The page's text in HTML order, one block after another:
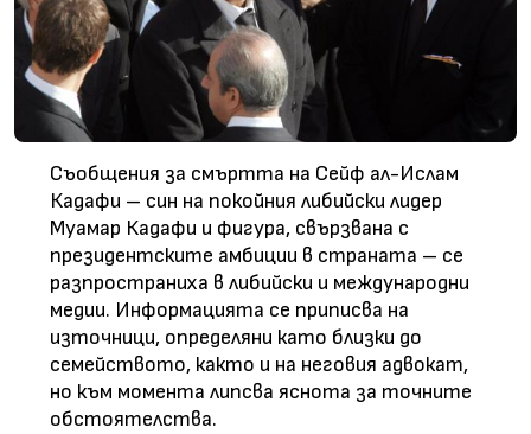
Съобщения за смъртта на Сейф ал-Ислам
Кадафи – син на покойния либийски лидер
Муамар Кадафи и фигура, свързвана с
президентските амбиции в страната – се
разпространиха в либийски и международни
медии. Информацията се приписва на
източници, определяни като близки до
семейството, както и на неговия адвокат,
но към момента липсва яснота за точните
обстоятелства.